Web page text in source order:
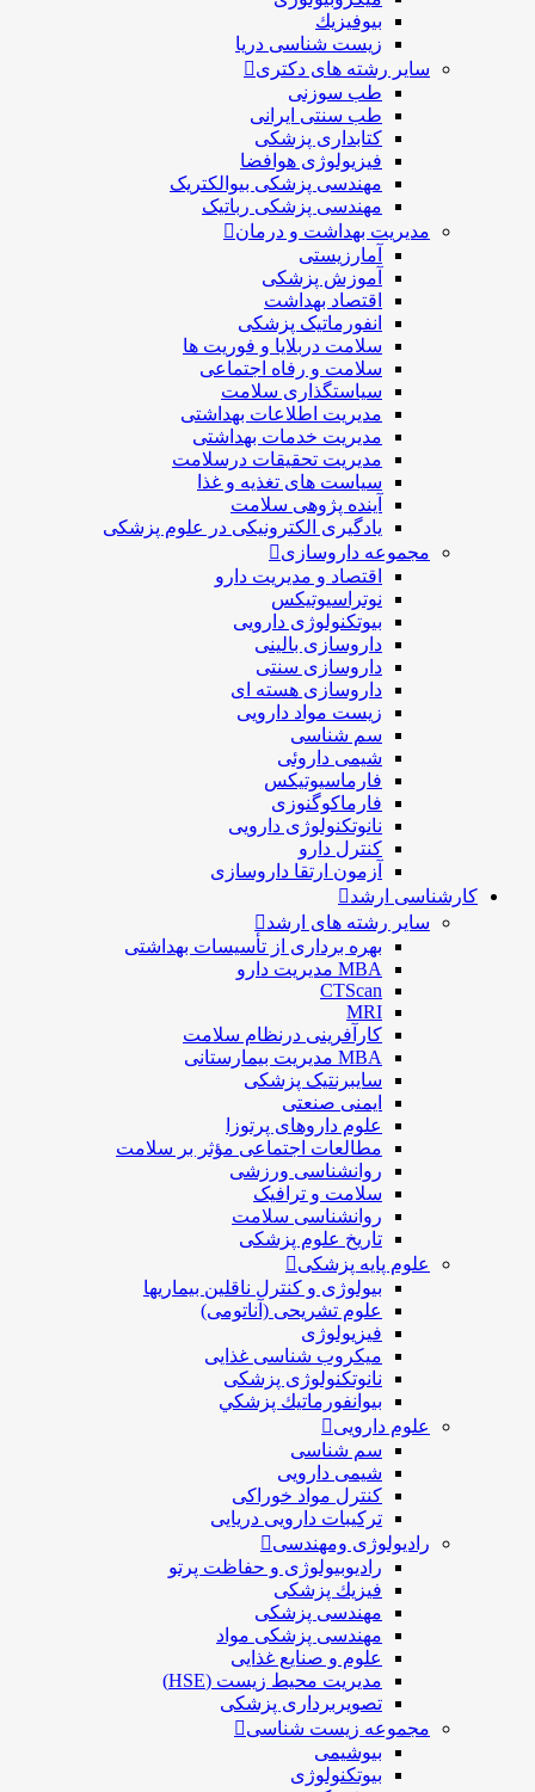
بيوفيزيك
زیست شناسی دریا
سایر رشته های دکتری
طب سوزنی
طب سنتی ایرانی
کتابداری پزشکی
فیزیولوژی هوافضا
مهندسی پزشکی بیوالکتریک
مهندسی پزشکی رباتیک
مدیریت بهداشت و درمان
آمارزیستی
آموزش پزشکی
اقتصاد بهداشت
انفورماتیک پزشکی
سلامت دربلايا و فوريت ها
سلامت و رفاه اجتماعی
سیاستگذاری سلامت
مدیریت اطلاعات بهداشتی
مدیریت خدمات بهداشتی
مدیریت تحقیقات درسلامت
سیاست های تغذیه و غذا
آینده پژوهی سلامت
یادگیری الکترونیکی در علوم پزشکی
مجموعه داروسازی
اقتصاد و مديريت دارو
نوتراسیوتیکس
بيوتكنولوژی دارویی
داروسازی بالينی
داروسازی سنتی
داروسازی هسته ای
زیست مواد دارویی
سم شناسی
شيمی داروئی
فارماسيوتيكس
فارماكوگنوزی
نانوتکنولوژی دارویی
كنترل دارو
آزمون ارتقا داروسازی
کارشناسی ارشد
سایر رشته های ارشد
بهره برداری از تأسیسات بهداشتی
MBA مدیریت دارو
CTScan
MRI
کارآفرینی درنظام سلامت
MBA مدیریت بیمارستانی
سایبرنتیک پزشکی
ایمنی صنعتی
علوم داروهای پرتوزا
مطالعات اجتماعی مؤثر بر سلامت
روانشناسی ورزشی
سلامت و ترافیک
روانشناسی سلامت
تاریخ علوم پزشکی
علوم پایه پزشکی
بیولوژی و کنترل ناقلین بیماریها
علوم تشریحی (آناتومی)
فیزیولوژی
ميكروب شناسی غذایی
نانوتکنولوژی پزشکی
بيوانفورماتيك پزشكي
علوم دارویی
سم شناسی
شیمی دارویی
کنترل مواد خوراکی
ترکیبات دارویی دریایی
رادیولوژی ومهندسی
رادیوبیولوژی و حفاظت پرتو
فيزيك پزشکی
مهندسی پزشکی
مهندسی پزشکی مواد
علوم و صنايع غذایی
مدیریت محیط زیست (HSE)
تصویربرداری پزشکی
مجموعه زیست شناسی
بیوشیمی
بیوتکنولوژی